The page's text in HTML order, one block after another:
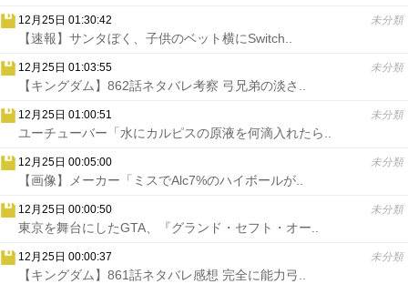
12月25日 01:30:42 未分類
【速報】サンタぼく、子供のベット横にSwitch..
12月25日 01:03:55 未分類
【キングダム】862話ネタバレ考察 弓兄弟の淡さ..
12月25日 01:00:51 未分類
ユーチューバー「水にカルピスの原液を何滴入れたら..
12月25日 00:05:00 未分類
【画像】メーカー「ミスでAlc7%のハイボールが..
12月25日 00:00:50 未分類
東京を舞台にしたGTA、『グランド・セフト・オー..
12月25日 00:00:37 未分類
【キングダム】861話ネタバレ感想 完全に能力弓..